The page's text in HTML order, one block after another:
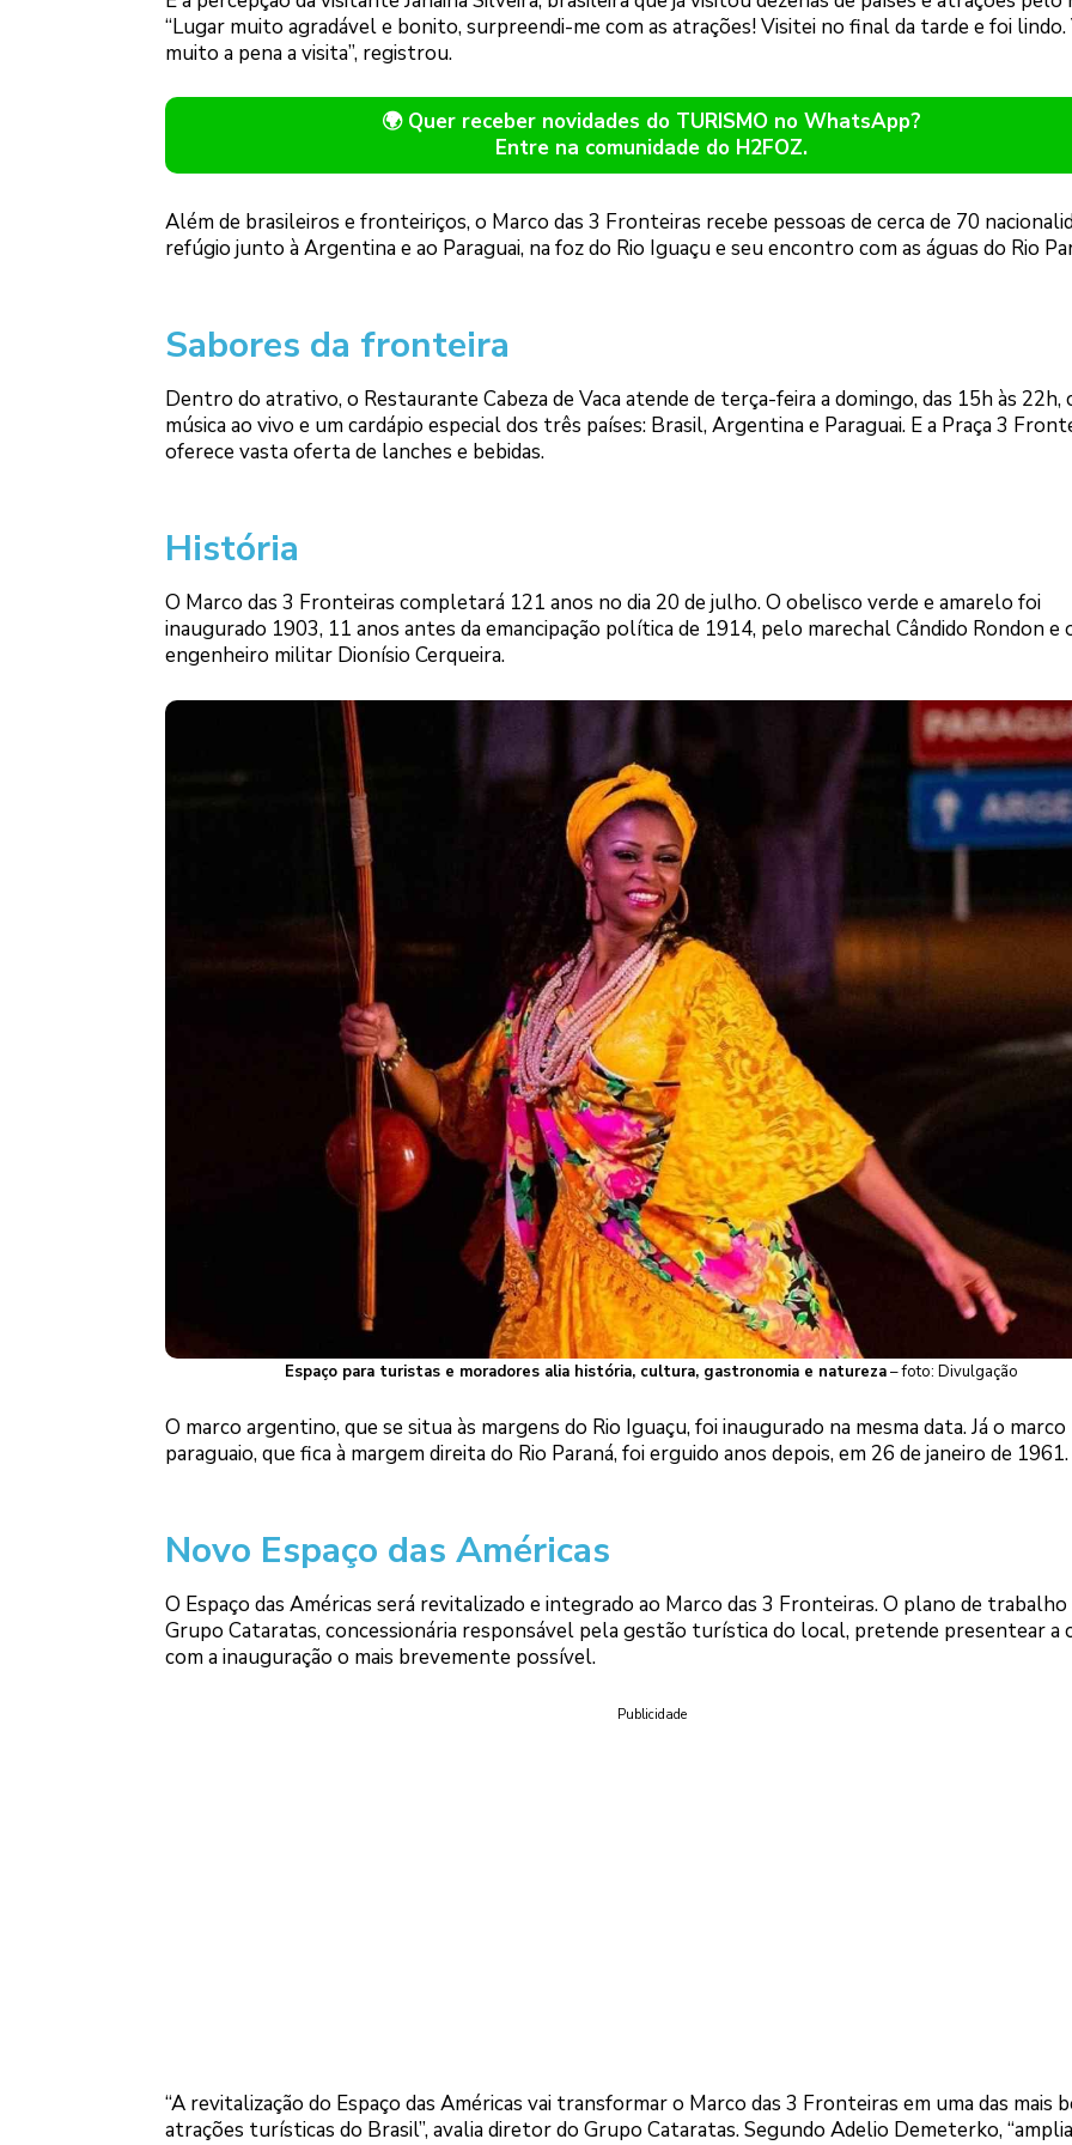
“Lugar muito agradável e bonito, surpreendi-me com as atrações! Visitei no final da tarde e foi lindo.
muito a pena a visita”, registrou.
🌍 Quer receber novidades do TURISMO no WhatsApp?
Entre na comunidade do H2FOZ.
Além de brasileiros e fronteiriços, o Marco das 3 Fronteiras recebe pessoas de cerca de 70
refúgio junto à Argentina e ao Paraguai, na foz do Rio Iguaçu e seu encontro com as águas do Rio
Sabores da fronteira
Dentro do atrativo, o Restaurante Cabeza de Vaca atende de terça-feira a domingo, das 15h às 22h,
música ao vivo e um cardápio especial dos três países: Brasil, Argentina e Paraguai. E a Praça 3
oferece vasta oferta de lanches e bebidas.
História
O Marco das 3 Fronteiras completará 121 anos no dia 20 de julho. O obelisco verde e amarelo foi
inaugurado 1903, 11 anos antes da emancipação política de 1914, pelo marechal Cândido Rondon e
engenheiro militar Dionísio Cerqueira.
Espaço para turistas e moradores alia história, cultura, gastronomia e natureza– foto: Divulgação
O marco argentino, que se situa às margens do Rio Iguaçu, foi inaugurado na mesma data. Já o marco
paraguaio, que fica à margem direita do Rio Paraná, foi erguido anos depois, em 26 de janeiro de 1961.
Novo Espaço das Américas
O Espaço das Américas será revitalizado e integrado ao Marco das 3 Fronteiras. O plano de trabalho
Grupo Cataratas, concessionária responsável pela gestão turística do local, pretende presentear a
com a inauguração o mais brevemente possível.
Publicidade
“A revitalização do Espaço das Américas vai transformar o Marco das 3 Fronteiras em uma das mais
atrações turísticas do Brasil”, avalia diretor do Grupo Cataratas. Segundo Adelio Demeterko,